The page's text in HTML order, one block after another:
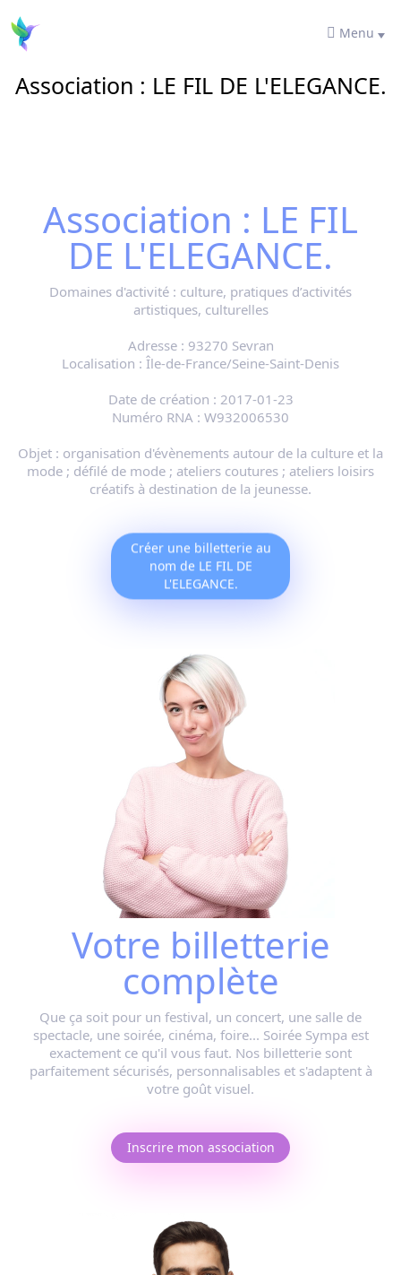
Menu
Association : LE FIL DE L'ELEGANCE.
Association : LE FIL
DE L'ELEGANCE.
Domaines d'activité : culture, pratiques d’activités
artistiques, culturelles
Adresse : 93270 Sevran
Localisation : Île-de-France/Seine-Saint-Denis
Date de création : 2017-01-23
Numéro RNA : W932006530
Objet : organisation d'évènements autour de la culture et la
mode ; défilé de mode ; ateliers coutures ; ateliers loisirs
créatifs à destination de la jeunesse.
Créer une billetterie au
nom de LE FIL DE
L'ELEGANCE.
Votre billetterie
complète
Que ça soit pour un festival, un concert, une salle de
spectacle, une soirée, cinéma, foire... Soirée Sympa est
exactement ce qu'il vous faut. Nos billetterie sont
parfaitement sécurisés, personnalisables et s'adaptent à
votre goût visuel.
Inscrire mon association